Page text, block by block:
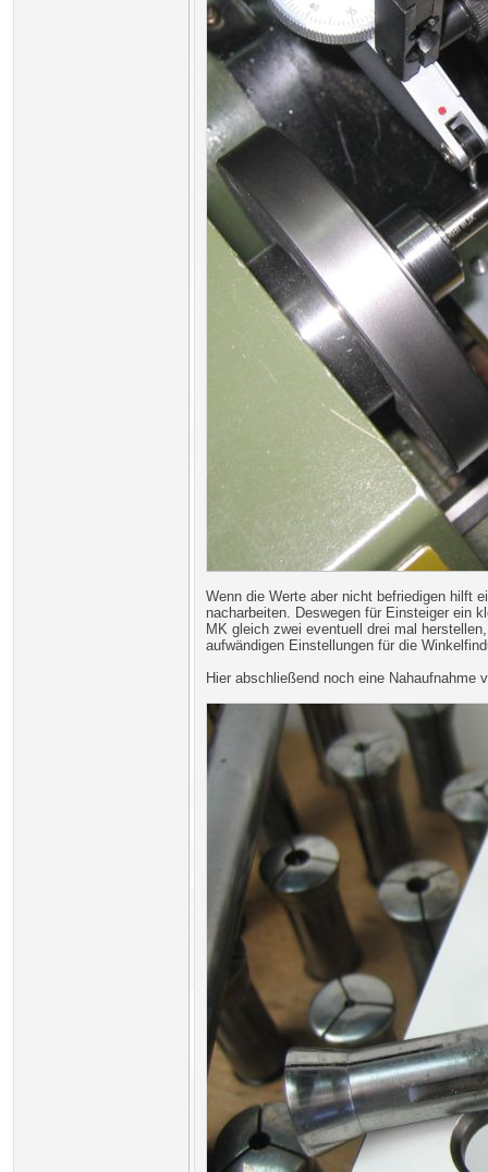
Wenn die Werte aber nicht befriedigen hilft
nacharbeiten. Deswegen für Einsteiger ein
MK gleich zwei eventuell drei mal
aufwändigen Einstellungen für die
Hier abschließend noch eine Nahaufnahme